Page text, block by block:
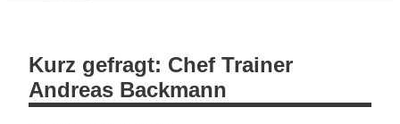
Kurz gefragt: Chef Trainer
Andreas Backmann